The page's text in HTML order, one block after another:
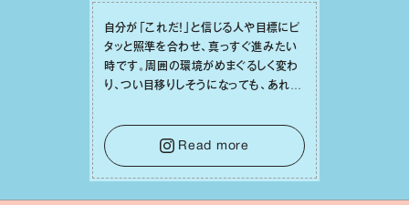
⾃分が「これだ！」と信じる⼈や⽬標にピ
タッと照準を合わせ、真っすぐ進みたい
時です。周囲の環境がめまぐるしく変わ
り、つい⽬移りしそうになっても、あれこ
をそっと⼿放し、⽬の前のことに集中しま
しょう。そのブレない決意が、あなたにと
って有意義で安定した成果を引き寄せま
す。
Read more